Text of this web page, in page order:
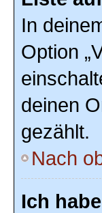
In
Option
deinen
gezählt.
Nach
Ich